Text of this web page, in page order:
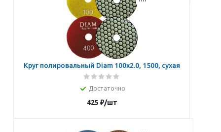
Круг полировальный Diam 100х2.0, 1500, сухая
Достаточно
425 ₽/шт